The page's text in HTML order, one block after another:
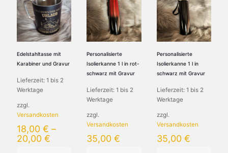
mehrere
Varianten
auf.
Die
Optionen
können
auf
Produktseite
gewählt
werden
Varianten
auf.
Die
Optionen
können
auf
der
Produktseite
werden
mehrere
Varianten
auf.
Die
Optionen
können
auf
der
gewählt
werden
Edelstahltasse mit
Karabiner und Gravur
Lieferzeit: 1 bis 2
Werktage
zzgl.
Versandkosten
18,00 € –
20,00 €
Personalisierte
Isolierkanne 1 l in rot-
schwarz mit Gravur
Lieferzeit:1 bis 2
Werktage
zzgl.
Versandkosten
35,00€
Personalisierte
Isolierkanne 1 l in
schwarz mit Gravur
Lieferzeit: 1 bis 2
Werktage
zzgl.
Versandkosten
35,00 €